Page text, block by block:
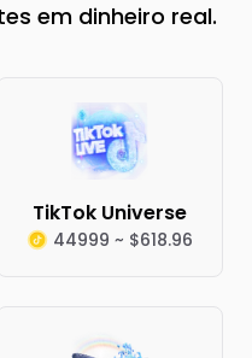
em dinheiro real.
TikTok Universe
44999 ~ $618.96